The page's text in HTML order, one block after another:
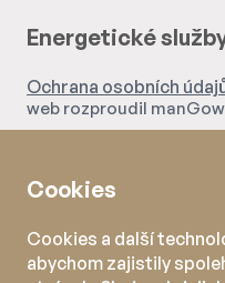
Energetické
Ochrana osobních
web rozproudil
Cookies
Cookies a další
abychom zajistily